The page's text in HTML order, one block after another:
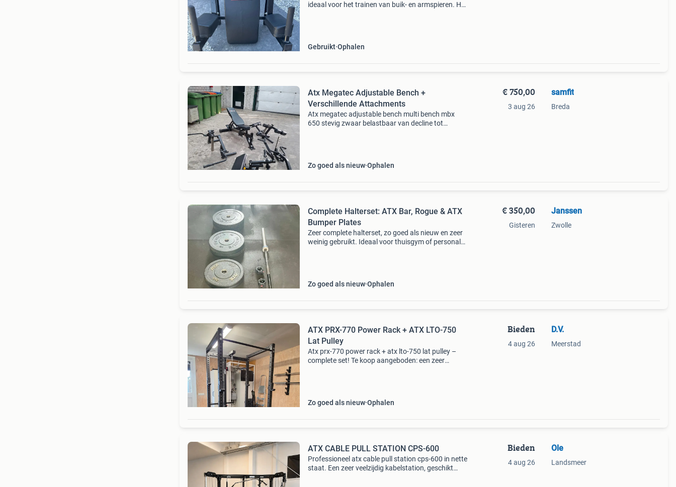
ideaal voor het trainen van buik- en armspieren. Het
Gebruikt Ophalen
Atx Megatec Adjustable Bench +
Verschillende Attachments
Atx megatec adjustable bench multi bench mbx
650 stevig zwaar belastbaar van decline tot
Zo goed als nieuw Ophalen
€ 750,00
3 aug 26
samfit
Breda
Complete Halterset: ATX Bar, Rogue & ATX
Bumper Plates
Zeer complete halterset, zo goed als nieuw en zeer
weinig gebruikt. Ideaal voor thuisgym of personal
Zo goed als nieuw Ophalen
€ 350,00
Gisteren
Janssen
Zwolle
ATX PRX-770 Power Rack + ATX LTO-750
Lat Pulley
Atx prx-770 power rack + atx lto-750 lat pulley –
complete set! Te koop aangeboden: een zeer
Zo goed als nieuw Ophalen
Bieden
4 aug 26
D.V.
Meerstad
ATX CABLE PULL STATION CPS-⁠600
Professioneel atx cable pull station cps-600 in nette
staat. Een zeer veelzijdig kabelstation, geschikt
Bieden
4 aug 26
Ole
Landsmeer